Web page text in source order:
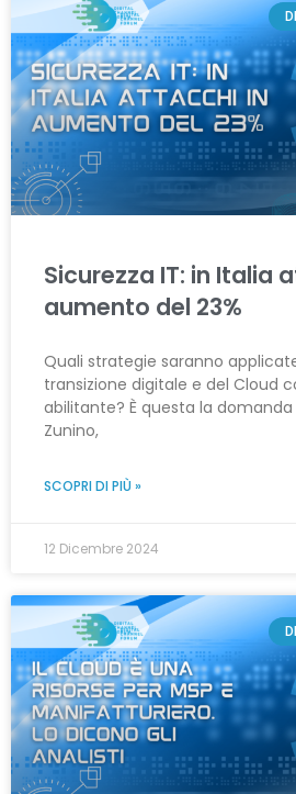
Sicurezza IT: in Italia
aumento del 23%
Quali strategie saranno
transizione digitale e del Cloud
abilitante? È questa la
Zunino,
SCOPRI DI PIÙ »
12 Dicembre 2024